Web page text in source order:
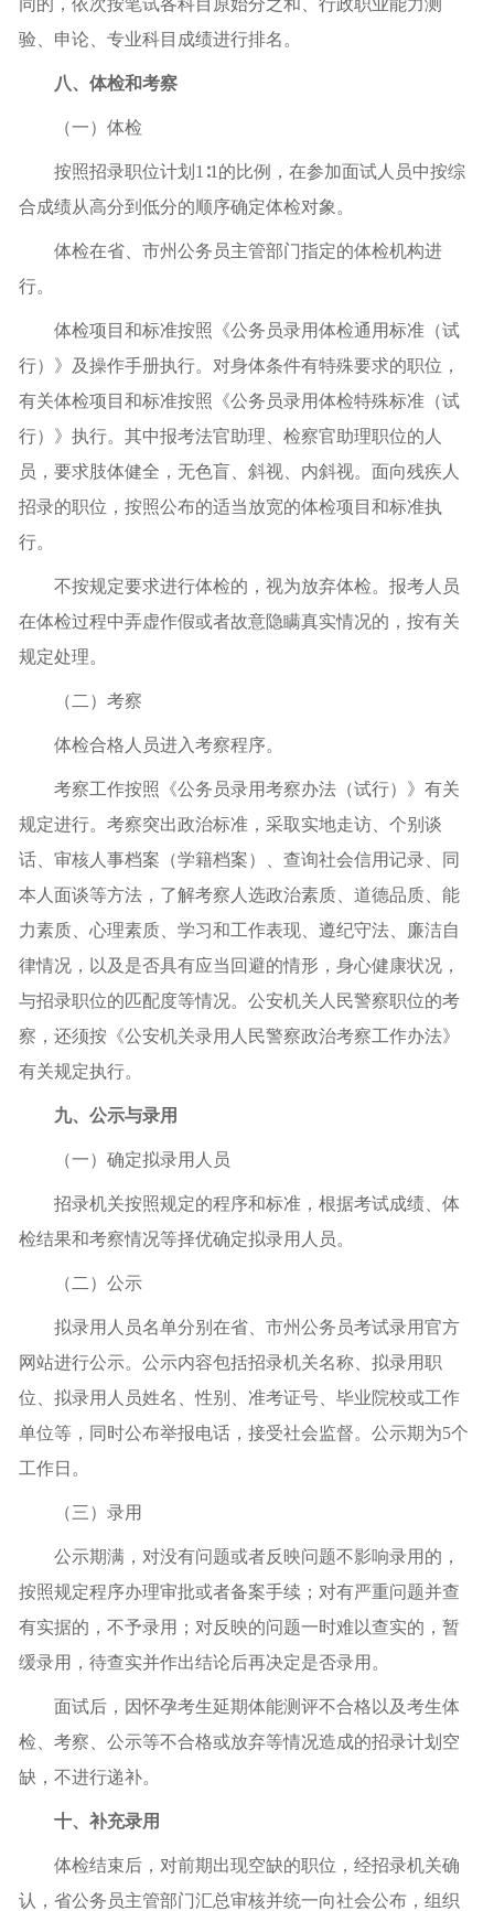
同的，依次按笔试各科目原始分之和、行政职业能力测
验、申论、专业科目成绩进行排名。
八、体检和考察
（一）体检
按照招录职位计划1∶1的比例，在参加面试人员中按综
合成绩从高分到低分的顺序确定体检对象。
体检在省、市州公务员主管部门指定的体检机构进
行。
体检项目和标准按照《公务员录用体检通用标准（试
行）》及操作手册执行。对身体条件有特殊要求的职位，
有关体检项目和标准按照《公务员录用体检特殊标准（试
行）》执行。其中报考法官助理、检察官助理职位的人
员，要求肢体健全，无色盲、斜视、内斜视。面向残疾人
招录的职位，按照公布的适当放宽的体检项目和标准执
行。
不按规定要求进行体检的，视为放弃体检。报考人员
在体检过程中弄虚作假或者故意隐瞒真实情况的，按有关
规定处理。
（二）考察
体检合格人员进入考察程序。
考察工作按照《公务员录用考察办法（试行）》有关
规定进行。考察突出政治标准，采取实地走访、个别谈
话、审核人事档案（学籍档案）、查询社会信用记录、同
本人面谈等方法，了解考察人选政治素质、道德品质、能
力素质、心理素质、学习和工作表现、遵纪守法、廉洁自
律情况，以及是否具有应当回避的情形，身心健康状况，
与招录职位的匹配度等情况。公安机关人民警察职位的考
察，还须按《公安机关录用人民警察政治考察工作办法》
有关规定执行。
九、公示与录用
（一）确定拟录用人员
招录机关按照规定的程序和标准，根据考试成绩、体
检结果和考察情况等择优确定拟录用人员。
（二）公示
拟录用人员名单分别在省、市州公务员考试录用官方
网站进行公示。公示内容包括招录机关名称、拟录用职
位、拟录用人员姓名、性别、准考证号、毕业院校或工作
单位等，同时公布举报电话，接受社会监督。公示期为5个
工作日。
（三）录用
公示期满，对没有问题或者反映问题不影响录用的，
按照规定程序办理审批或者备案手续；对有严重问题并查
有实据的，不予录用；对反映的问题一时难以查实的，暂
缓录用，待查实并作出结论后再决定是否录用。
面试后，因怀孕考生延期体能测评不合格以及考生体
检、考察、公示等不合格或放弃等情况造成的招录计划空
缺，不进行递补。
十、补充录用
体检结束后，对前期出现空缺的职位，经招录机关确
认，省公务员主管部门汇总审核并统一向社会公布，组织